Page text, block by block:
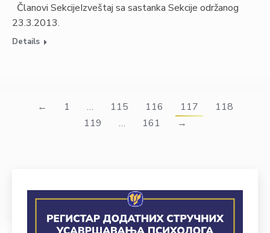
Članovi SekcijeIzveštaj sa sastanka Sekcije održanog
23.3.2013.
Details
← 1 … 115 116 117
118
119
… 161 →